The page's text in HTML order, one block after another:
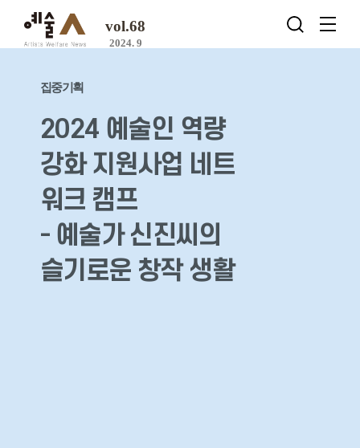
vol.68
2024. 9
집중기획
2024 예술인 역량
강화 지원사업 네트
워크 캠프
- 예술가 신진씨의
슬기로운 창작 생활